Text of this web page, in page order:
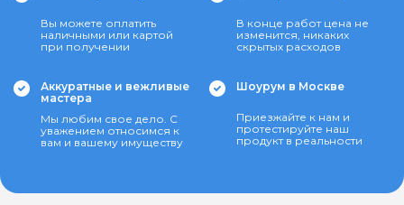
Вы можете оплатить
наличными или картой
при получении
В конце работ цена не
изменится, никаких
скрытых расходов
Аккуратные и вежливые
мастера
Мы любим свое дело. С
уважением относимся к
вам и вашему имуществу
Шоурум в Москве
Приезжайте к нам и
протестируйте наш
продукт в реальности